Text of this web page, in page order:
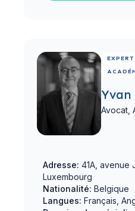
Avocat,
Adresse: 41A, avenue
Luxembourg
Nationalité: Belgique
Langues: Français,